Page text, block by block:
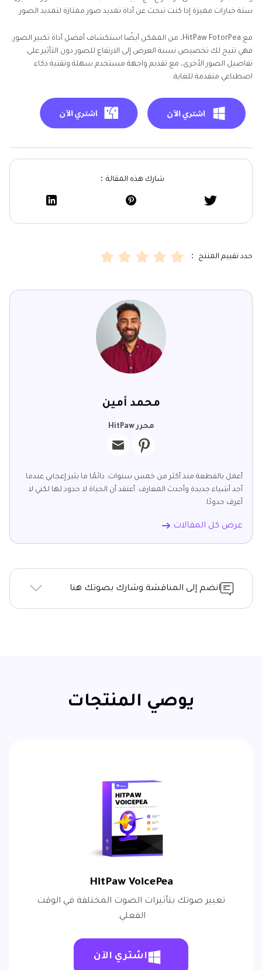
ستة خيارات مميزة إذا كنت تبحث عن أداة تمديد صور ممتازة لتمديد الصور.
مع HitPaw FotorPea، من الممكن أيضًا استكشاف أفضل أداة تكبير الصور.
فهي تتيح لك تخصيص نسبة العرض إلى الارتفاع للصور دون التأثير على
تفاصيل الصور الأخرى، مع تقديم واجهة مستخدم سهلة وتقنية ذكاء
اصطناعي متقدمة للغاية.
شارك هذه المقالة：
حدد تقييم المنتج ：
محمد أمين
محرر HitPaw
أعمل بالقطعة منذ أكثر من خمس سنوات. دائمًا ما يثير إعجابي عندما
أجد أشياء جديدة وأحدث المعارف. أعتقد أن الحياة لا حدود لها لكني لا
أعرف حدودًا.
عرض كل المقالات
انضم إلى المناقشة وشارك بصوتك هنا
يوصي المنتجات
HitPaw VoicePea
تغيير صوتك بتأثيرات الصوت المختلفة في الوقت
الفعلي.
اشتري الآن